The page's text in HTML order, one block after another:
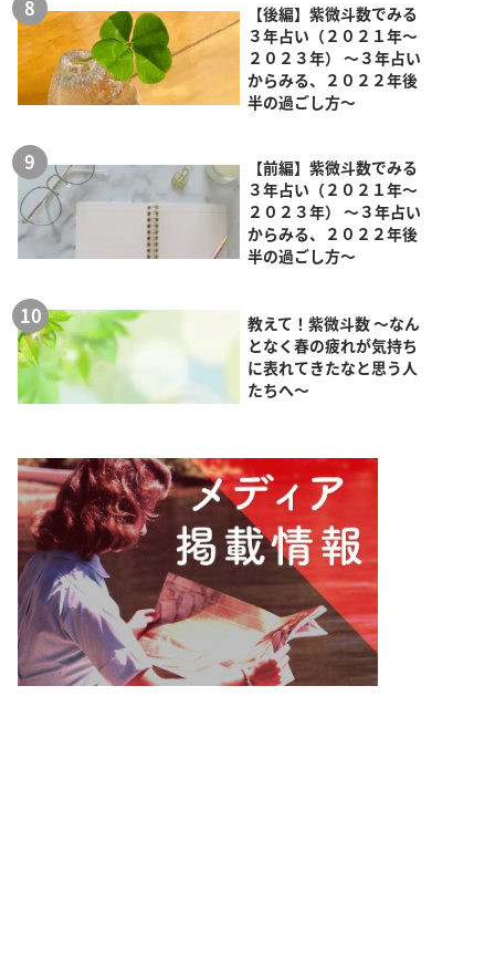
【後編】紫微斗数でみる
３年占い（２０２１年～
２０２３年） ～３年占い
からみる、２０２２年後
半の過ごし方～
【前編】紫微斗数でみる
３年占い（２０２１年～
２０２３年） ～３年占い
からみる、２０２２年後
半の過ごし方～
教えて！紫微斗数 ～なん
となく春の疲れが気持ち
に表れてきたなと思う人
たちへ～